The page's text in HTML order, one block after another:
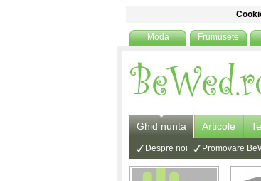
Moda Frumusete
Ghid nunta Articole
Despre noi Promovare